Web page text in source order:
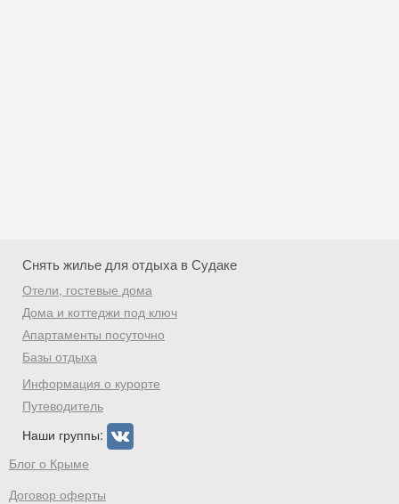
Снять жилье для отдыха в Судаке
Отели, гостевые дома
Дома и коттеджи под ключ
Апартаменты посуточно
Базы отдыха
Информация о курорте
Путеводитель
Наши группы:
Блог о Крыме
Договор оферты
Скидка −5%
Хочешь дешевле? Оставь почту и получи
промокод на первое бронирование!